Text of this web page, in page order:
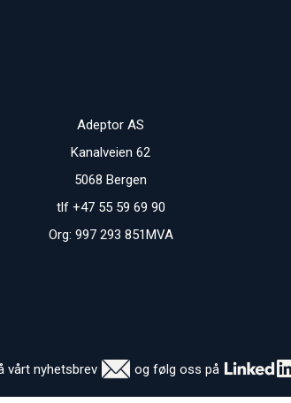
Adeptor AS
Kanalveien 62
5068 Bergen
tlf +47 55 59 69 90
Org: 997 293 851MVA
vårt nyhetsbrev og følg oss på